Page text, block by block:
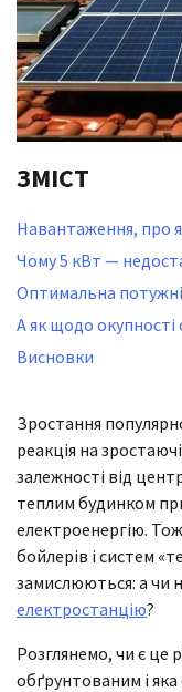
ЗМІСТ
Навантаження, про
Чому 5 кВт —
Оптимальна
А як щодо окупності
Висновки
Зростання
реакція на
залежності від
теплим будинком
електроенергію.
бойлерів і систем
замислюються: а чи
електростанцію?
Розглянемо, чи є це
обґрунтованим і